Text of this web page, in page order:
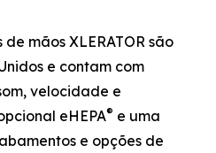
mãos XLERATOR são
e contam com
velocidade e
eHEPA® e uma
e opções de